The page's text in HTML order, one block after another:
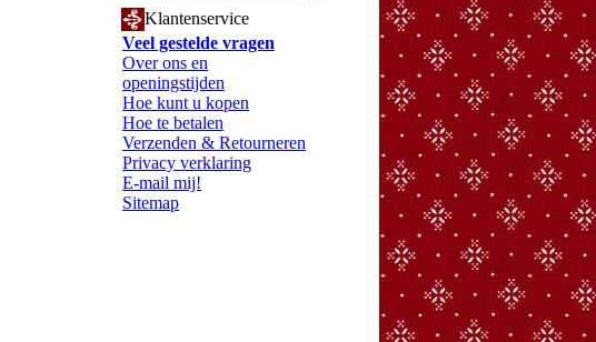
Klantenservice
Veel gestelde vragen
Over ons en
openingstijden
Hoe kunt u kopen
Hoe te betalen
Verzenden & Retourneren
Privacy verklaring
E-mail mij!
Sitemap